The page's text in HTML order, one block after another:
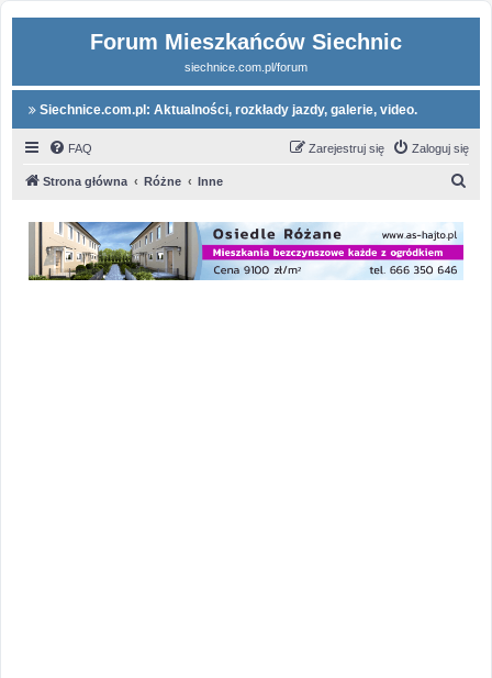
Forum Mieszkańców Siechnic
siechnice.com.pl/forum
Siechnice.com.pl: Aktualności, rozkłady jazdy, galerie, video.
FAQ Zaloguj się
Zarejestruj się
Strona główna Różne Inne